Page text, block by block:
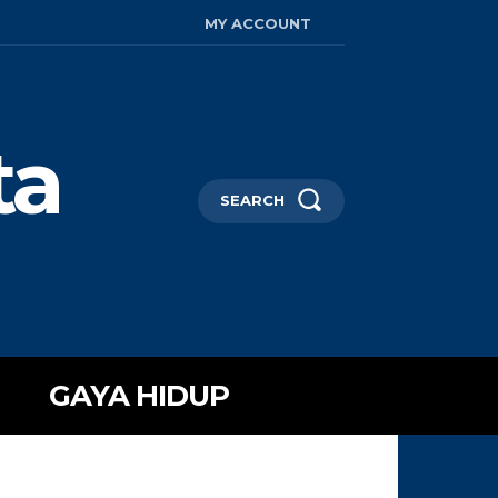
MY ACCOUNT
SEARCH
GAYA HIDUP